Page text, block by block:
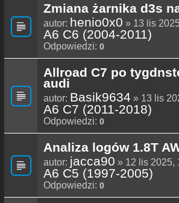
Zmiana żarnika d3s
autor: henio0x0 » 13 lis
A6 C6 (2004-2011)
Odpowiedzi: 0
Allroad C7 po
audi
autor: Basik9634 » 13 lis
A6 C7 (2011-2018)
Odpowiedzi: 0
Analiza logów 1.8T
autor: jacca90 » 12 lis 2025,
A6 C5 (1997-2005)
Odpowiedzi: 0